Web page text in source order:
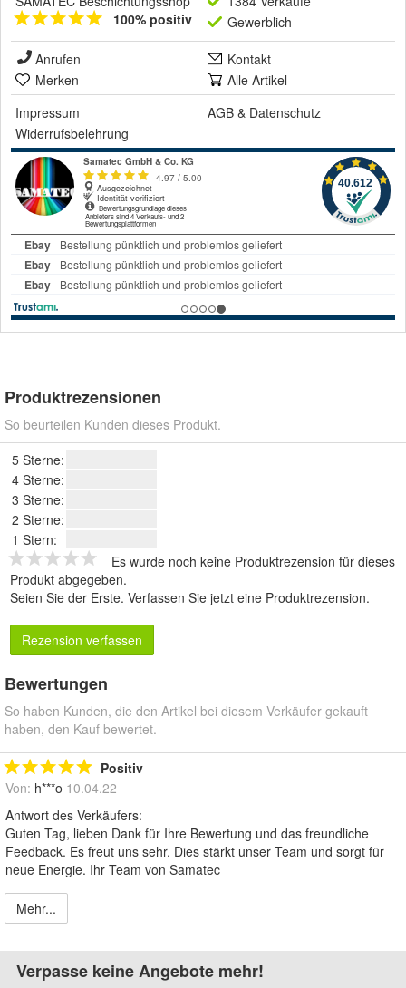
100% positiv
Gewerblich
Anrufen
Kontakt
Merken
Alle Artikel
Impressum
AGB & Datenschutz
Widerrufsbelehrung
Produktrezensionen
So beurteilen Kunden dieses Produkt.
5 Sterne:
4 Sterne:
3 Sterne:
2 Sterne:
1 Stern:
Es wurde noch keine Produktrezension für dieses
Produkt abgegeben.
Seien Sie der Erste. Verfassen Sie jetzt eine Produktrezension.
Rezension verfassen
Bewertungen
So haben Kunden, die den Artikel bei diesem Verkäufer gekauft
haben, den Kauf bewertet.
Positiv
Von: h***o 10.04.22
Antwort des Verkäufers:
Guten Tag, lieben Dank für Ihre Bewertung und das freundliche
Feedback. Es freut uns sehr. Dies stärkt unser Team und sorgt für
neue Energie. Ihr Team von Samatec
Mehr...
Verpasse keine Angebote mehr!